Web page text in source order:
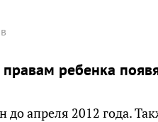
ребенка
до апреля 2012 года.